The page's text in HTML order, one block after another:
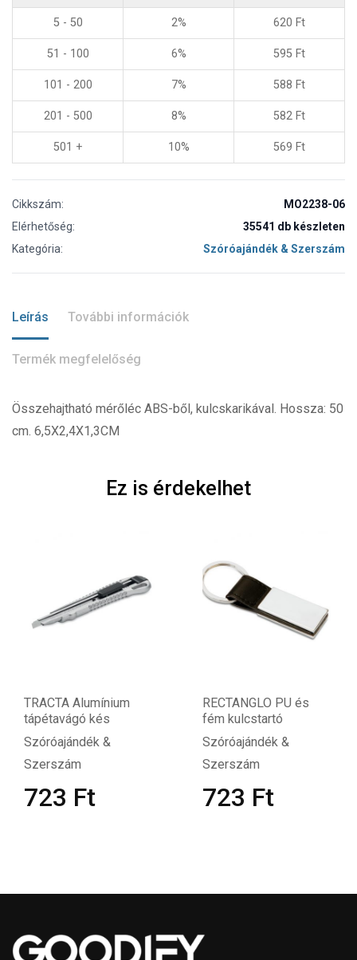
5 - 50 2% 620 Ft
51 - 100 6% 595 Ft
101 - 200 7% 588 Ft
201 - 500 8% 582 Ft
501 + 10% 569 Ft
Cikkszám:
MO2238-06
Elérhetőség:
35541 db készleten
Kategória:
Szóróajándék & Szerszám
Leírás További információk
Termék megfelelőség
Összehajtható mérőléc ABS-ből, kulcskarikával. Hossza: 50
cm. 6,5X2,4X1,3CM
Ez is érdekelhet
TRACTA Alumínium
tápétavágó kés
Szóróajándék &
Szerszám
723 Ft
RECTANGLO PU és
fém kulcstartó
Szóróajándék &
Szerszám
723 Ft